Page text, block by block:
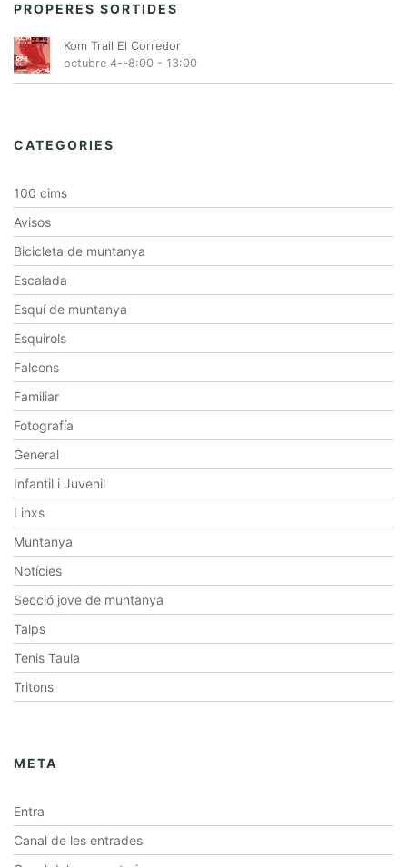
PROPERES SORTIDES
Kom Trail El Corredor
octubre 4--8:00 - 13:00
CATEGORIES
100 cims
Avisos
Bicicleta de muntanya
Escalada
Esquí de muntanya
Esquirols
Falcons
Familiar
Fotografía
General
Infantil i Juvenil
Linxs
Muntanya
Notícies
Secció jove de muntanya
Talps
Tenis Taula
Tritons
META
Entra
Canal de les entrades